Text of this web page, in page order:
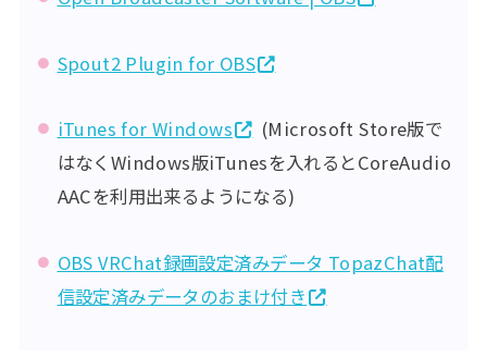
Spout2 Plugin for OBS
iTunes for Windows
(Microsoft Store版で
はなくWindows版iTunesを入れるとCoreAudio
AACを利用出来るようになる)
OBS VRChat録画設定済みデータ TopazChat配
信設定済みデータのおまけ付き